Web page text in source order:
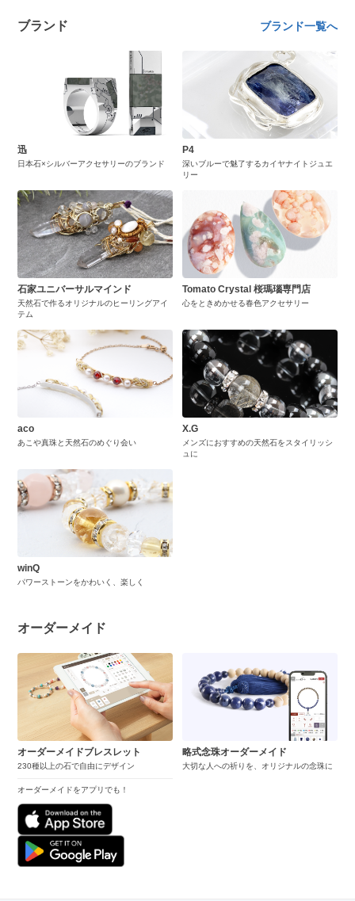
ブランド ブランド一覧へ
迅
日本石×シルバーアクセサリーのブランド
P4
深いブルーで魅了するカイヤナイトジュエ
リー
石家ユニバーサルマインド
天然石で作るオリジナルのヒーリングアイ
テム
Tomato Crystal 桜瑪瑙専門店
心をときめかせる春色アクセサリー
aco
あこや真珠と天然石のめぐり会い
X.G
メンズにおすすめの天然石をスタイリッシ
ュに
winQ
パワーストーンをかわいく、楽しく
オーダーメイド
オーダーメイドブレスレット
230種以上の石で自由にデザイン
オーダーメイドをアプリでも！
略式念珠オーダーメイド
大切な人への祈りを、オリジナルの念珠に